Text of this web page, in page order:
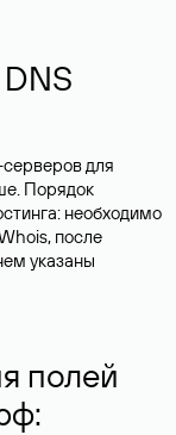
для
Порядок
необходимо
после
указаны
полей